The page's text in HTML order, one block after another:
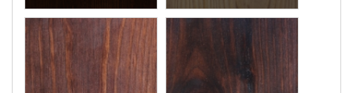
(увеличить)
(увеличить)